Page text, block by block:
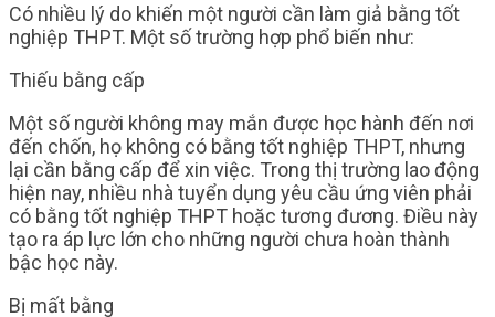
Có nhiều lý do khiến một người cần làm giả bằng tốt
nghiệp THPT. Một số trường hợp phổ biến như:
Thiếu bằng cấp
Một số người không may mắn được học hành đến nơi
đến chốn, họ không có bằng tốt nghiệp THPT, nhưng
lại cần bằng cấp để xin việc. Trong thị trường lao động
hiện nay, nhiều nhà tuyển dụng yêu cầu ứng viên phải
có bằng tốt nghiệp THPT hoặc tương đương. Điều này
tạo ra áp lực lớn cho những người chưa hoàn thành
bậc học này.
Bị mất bằng